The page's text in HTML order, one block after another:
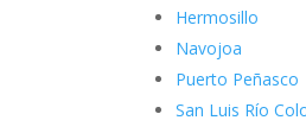
Hermosillo
Navojoa
Puerto Peñasco
San Luis Río